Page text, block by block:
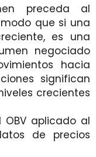
preceda al
que si una
es una
negociado
hacia
significan
crecientes
aplicado al
de precios